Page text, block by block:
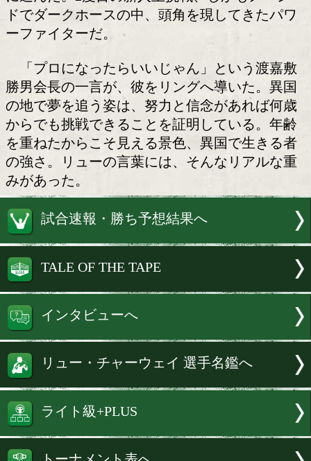
で行われる東日本新人王決勝戦で高校
ーの出畑力太郎(18=マナベ)と対戦する
25歳でフィットネス目的に台湾でボク
を始めたリューは、あることがキッカ
すると、ひょんなことからプロボクサ
に進んだ。2度目の新人王挑戦、しかも
ドでダークホースの中、頭角を現して
ーファイターだ。
「プロになったらいいじゃん」という
勝男会長の一言が、彼をリングへ導い
の地で夢を追う姿は、努力と信念があ
からでも挑戦できることを証明してい
を重ねたからこそ見える景色、異国で
の強さ。リューの言葉には、そんなリ
みがあった。
試合速報・勝ち予想結果へ